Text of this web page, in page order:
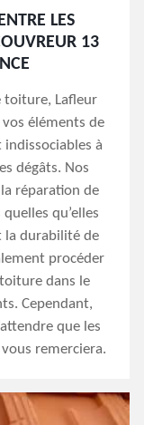
LES
13
toiture, Lafleur
éléments de
à
dégâts. Nos
réparation de
qu’elles
la durabilité de
procéder
dans le
Cependant,
que les
remerciera.